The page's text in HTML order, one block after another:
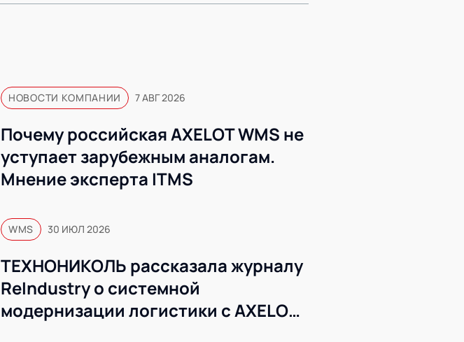
НОВОСТИ КОМПАНИИ 7 АВГ 2026
Почему российская AXELOT WMS не
уступает зарубежным аналогам.
Мнение эксперта ITMS
WMS 30 ИЮЛ 2026
ТЕХНОНИКОЛЬ рассказала журналу
ReIndustry о системной
модернизации логистики с AXELOT